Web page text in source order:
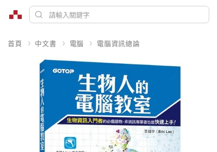
首頁 中文書 電腦 電腦資訊總論